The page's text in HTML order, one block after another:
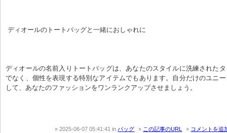
ディオールのトートバッグと一緒におしゃれに
ディオールの名前入りトートバッグは、あなたのスタイルに洗練された
でなく、個性を表現する特別なアイテムでもあります。自分だけのユニ
して、あなたのファッションをワンランクアップさせましょう。
2025-06-07 05:41:41inバッグ この記事のURL コメントを追